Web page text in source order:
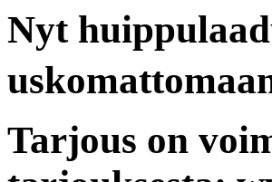
Nyt
Tarjous on